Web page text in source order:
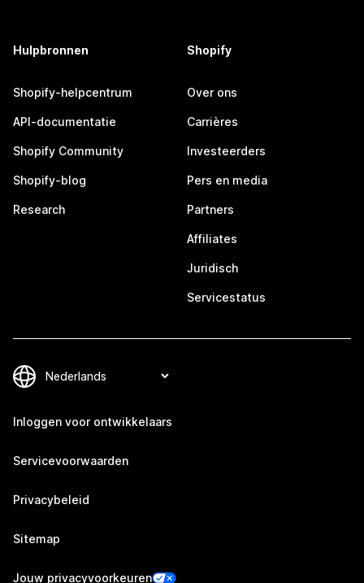
Hulpbronnen
Shopify-helpcentrum
API-documentatie
Shopify Community
Shopify-blog
Research
Shopify
Over ons
Carrières
Investeerders
Pers en media
Partners
Affiliates
Juridisch
Servicestatus
Inloggen voor ontwikkelaars
Servicevoorwaarden
Privacybeleid
Sitemap
Jouw privacyvoorkeuren